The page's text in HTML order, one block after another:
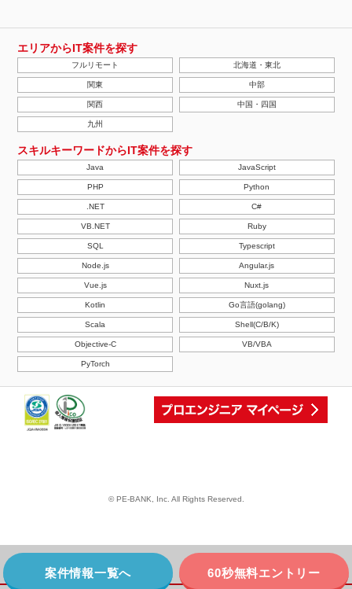
エリアからIT案件を探す
フルリモート 北海道・東北
関東 中部
関西 中国・四国
九州
スキルキーワードからIT案件を探す
Java JavaScript
PHP Python
.NET C#
VB.NET Ruby
SQL Typescript
Node.js Angular.js
Vue.js Nuxt.js
Kotlin Go言語(golang)
Scala Shell(C/B/K)
Objective-C VB/VBA
PyTorch
© PE-BANK, Inc. All Rights Reserved.
案件情報一覧へ 60秒無料エントリー